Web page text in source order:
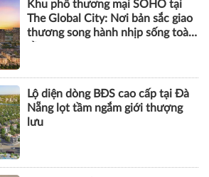
Khu phố thương mại SOHO tại
The Global City: Nơi bản sắc giao
thương song hành nhịp sống toàn
Lộ diện dòng BĐS cao cấp tại Đà
Nẵng lọt tầm ngắm giới thượng
lưu